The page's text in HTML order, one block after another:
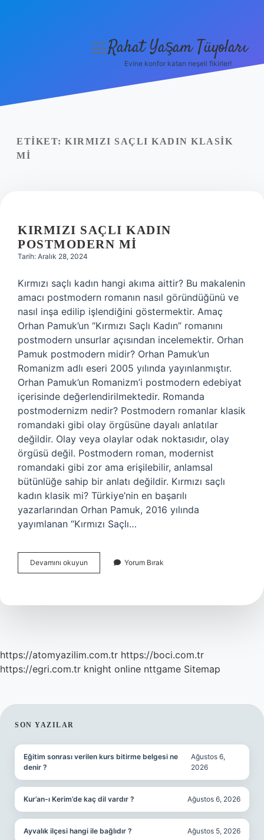
Yasal Uyarı
menüyü
Rahat Yaşam Tüyoları
Evine konfor katan neşeli fikirler!
ETIKET: KIRMIZI SAÇLI KADIN KLASIK
MI
KIRMIZI SAÇLI KADIN
POSTMODERN MI
Tarih: Aralık 28, 2024
Kırmızı saçlı kadın hangi akıma aittir? Bu makalenin
amacı postmodern romanın nasıl göründüğünü ve
nasıl inşa edilip işlendiğini göstermektir. Amaç
Orhan Pamuk’un “Kırmızı Saçlı Kadın” romanını
postmodern unsurlar açısından incelemektir. Orhan
Pamuk postmodern midir? Orhan Pamuk’un
Romanizm adlı eseri 2005 yılında yayınlanmıştır.
Orhan Pamuk’un Romanizm’i postmodern edebiyat
içerisinde değerlendirilmektedir. Romanda
postmodernizm nedir? Postmodern romanlar klasik
romandaki gibi olay örgüsüne dayalı anlatılar
değildir. Olay veya olaylar odak noktasıdır, olay
örgüsü değil. Postmodern roman, modernist
romandaki gibi zor ama erişilebilir, anlamsal
bütünlüğe sahip bir anlatı değildir. Kırmızı saçlı
kadın klasik mi? Türkiye’nin en başarılı
yazarlarından Orhan Pamuk, 2016 yılında
yayımlanan “Kırmızı Saçlı…
Devamını okuyun
Saçlı
Mi
Yorum Bırak
https://atomyazilim.com.tr https://boci.com.tr
https://egri.com.tr knight online nttgame Sitemap
SIDEBAR
SON YAZILAR
Eğitim sonrası verilen kurs bitirme belgesi ne
denir ?
Ağustos 6,
2026
Kur’an-ı Kerim’de kaç dil vardır ? Ağustos 6, 2026
Ayvalık ilçesi hangi ile bağlıdır ? Ağustos 5, 2026